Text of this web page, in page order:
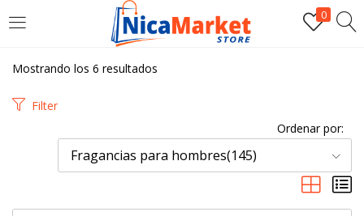
0
INICIAR SESIÓN
Introduzca su nombre de usuario y contraseña para iniciar
Mostrando los 6 resultados
Filter
Ordenar por:
Fragancias para hombres(145)